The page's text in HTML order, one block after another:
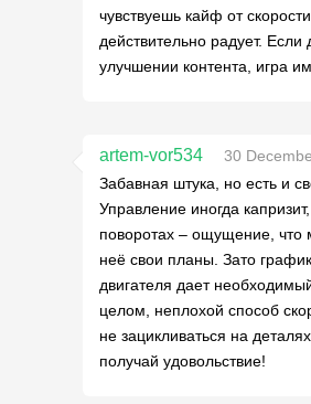
чувствуешь кайф от
действительно радует. Если
улучшении контента, игра
artem-vor534
30
Забавная штука, но есть и
Управление иногда
поворотах – ощущение,
неё свои планы. Зато
двигателя дает
целом, неплохой способ
не зацикливаться на
получай удовольствие!